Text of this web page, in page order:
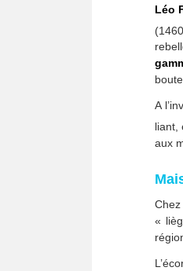
Léo
A
liant,
aux
«